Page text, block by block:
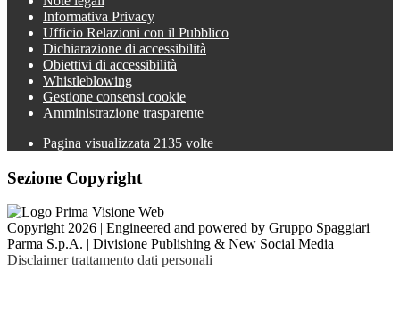
Informativa Privacy
Ufficio Relazioni con il Pubblico
Dichiarazione di accessibilità
Obiettivi di accessibilità
Whistleblowing
Gestione consensi cookie
Amministrazione trasparente
Pagina visualizzata 2135 volte
Sezione Copyright
Copyright 2026 | Engineered and powered by Gruppo Spaggiari
Parma S.p.A. | Divisione Publishing & New Social Media
Disclaimer trattamento dati personali